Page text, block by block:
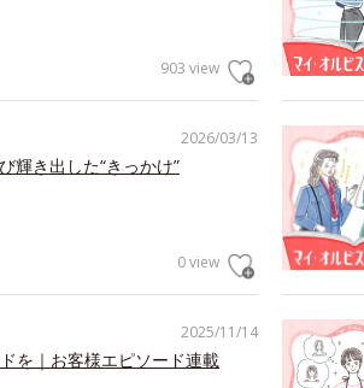
903 view
2026/03/13
輝き出した“きっかけ”
0 view
2025/11/14
を｜お客様エピソード連載